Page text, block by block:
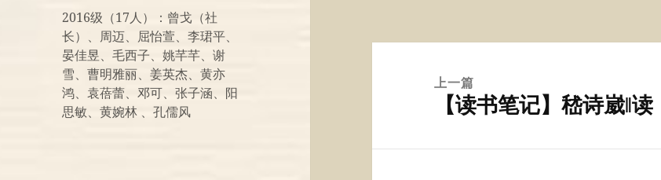
2016级（17人）：曾戈（社
长）、周迈、屈怡萱、李珺平、
晏佳昱、毛西子、姚芊芊、谢
雪、曹明雅丽、姜英杰、黄亦
鸿、袁蓓蕾、邓可、张子涵、阳
思敏、黄婉林 、孔儒风
上一篇
文
【读书笔记】嵇诗崴‖